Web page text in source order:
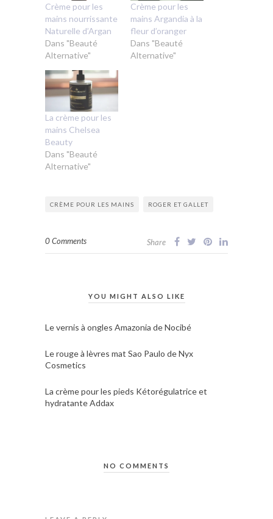
Crème pour les
mains nourrissante
Naturelle d’Argan
Dans "Beauté
Alternative"
Crème pour les
mains Argandia à la
fleur d’oranger
Dans "Beauté
Alternative"
La crème pour les
mains Chelsea
Beauty
Dans "Beauté
Alternative"
CRÈME POUR LES MAINS ROGER ET GALLET
0 Comments Share
YOU MIGHT ALSO LIKE
Le vernis à ongles Amazonia de Nocibé
Le rouge à lèvres mat Sao Paulo de Nyx
Cosmetics
La crème pour les pieds Kétorégulatrice et
hydratante Addax
NO COMMENTS